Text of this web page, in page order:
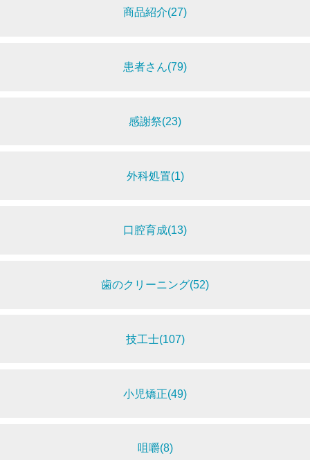
商品紹介(27)
患者さん(79)
感謝祭(23)
外科処置(1)
口腔育成(13)
歯のクリーニング(52)
技工士(107)
小児矯正(49)
咀嚼(8)